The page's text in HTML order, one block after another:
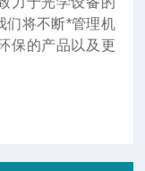
们将不断*管理机
保的产品以及更